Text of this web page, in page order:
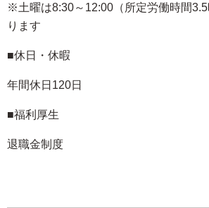
※土曜は8:30～12:00（所定労働時間
ります
■休日・休暇
年間休日120日
■福利厚生
退職金制度